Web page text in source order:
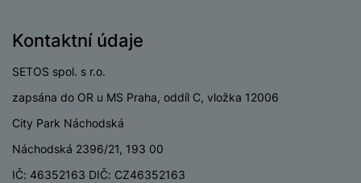
Kontaktní údaje
SETOS spol. s r.o.
zapsána do OR u MS Praha, oddíl C, vložka 12006
City Park Náchodská
Náchodská 2396/21, 193 00
IČ: 46352163 DIČ: CZ46352163